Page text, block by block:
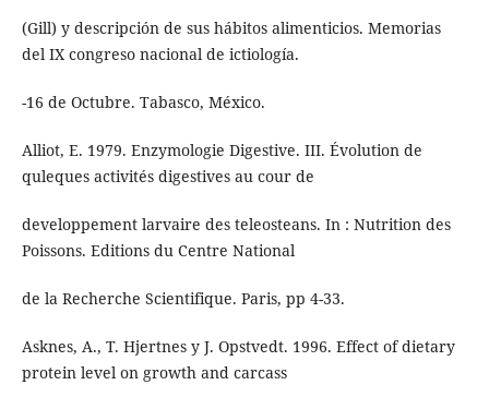
(Gill) y descripción de sus hábitos alimenticios. Memorias
del IX congreso nacional de ictiología.
-16 de Octubre. Tabasco, México.
Alliot, E. 1979. Enzymologie Digestive. III. Évolution de
quleques activités digestives au cour de
developpement larvaire des teleosteans. In : Nutrition des
Poissons. Editions du Centre National
de la Recherche Scientifique. Paris, pp 4-33.
Asknes, A., T. Hjertnes y J. Opstvedt. 1996. Effect of dietary
protein level on growth and carcass